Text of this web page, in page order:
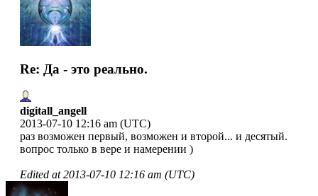
Re: Да - это реально.
digitall_angell
2013-07-10 12:16 am (UTC)
раз возможен первый, возможен и второй... и десятый.
вопрос только в вере и намерении )
Edited at2013-07-10 12:16 am (UTC)